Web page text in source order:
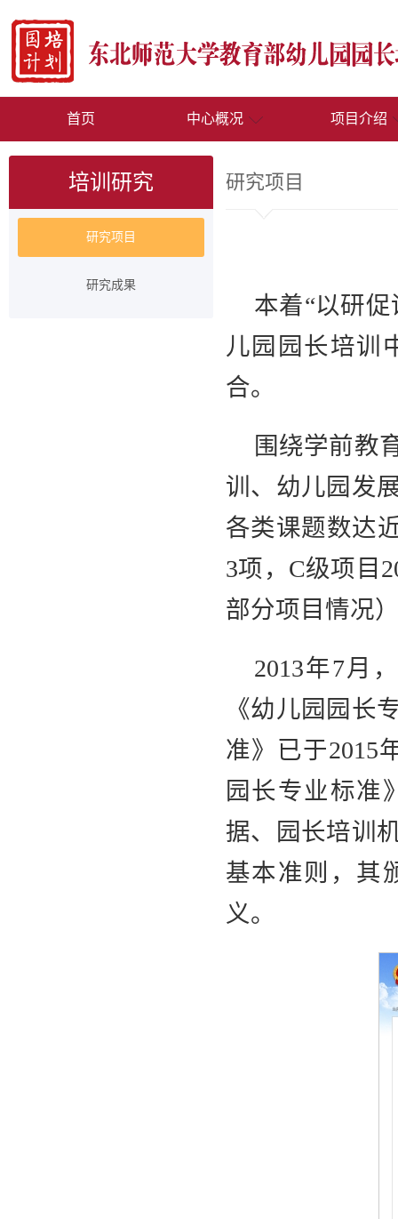
首页 中心概况 项目介绍
培训研究
研究项目
研究成果
研究项目
本着“以研
儿园园长培训
合。
围绕学前教
训、幼儿园发
各类课题数达
3项，C级项目
部分项目情况
2013年7月
《幼儿园园长
准》已于2015
园长专业标准
据、园长培训
基本准则，其
义。